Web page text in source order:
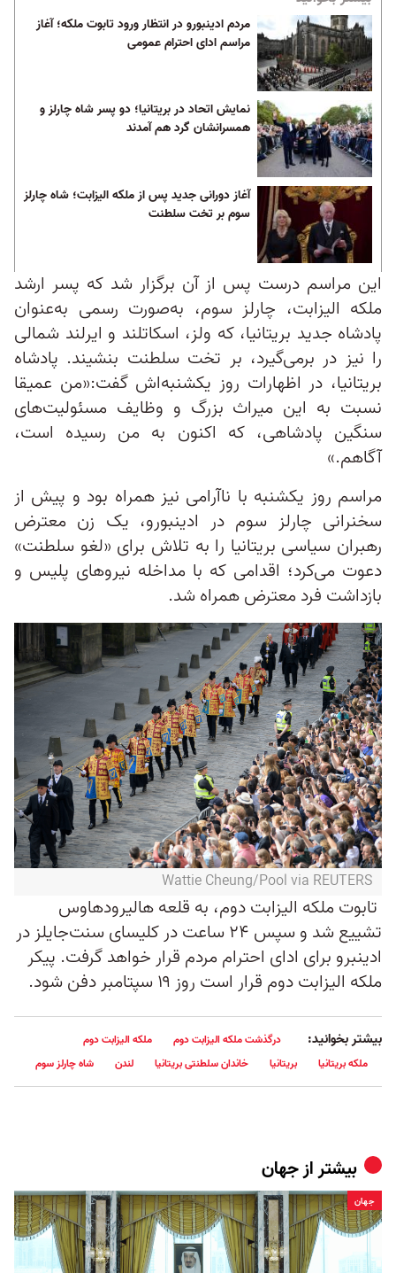
مردم ادینبورو در انتظار ورود تابوت ملکه؛ آغاز
مراسم ادای احترام عمومی
نمایش اتحاد در بریتانیا؛ دو پسر شاه چارلز و
همسرانشان گرد هم آمدند
آغاز دورانی جدید پس از ملکه الیزابت؛ شاه چارلز
سوم بر تخت سلطنت
این مراسم درست پس از آن برگزار شد که پسر ارشد
ملکه الیزابت، چارلز سوم، به‌صورت رسمی به‌عنوان
پادشاه جدید بریتانیا، که ولز، اسکاتلند و ایرلند شمالی
را نیز در برمی‌گیرد، بر تخت سلطنت بنشیند. پادشاه
بریتانیا، در اظهارات روز یکشنبه‌اش گفت:«من عمیقا
نسبت به این میراث بزرگ و وظایف مسئولیت‌های
سنگین پادشاهی، که اکنون به من رسیده است،
آگاهم.»
مراسم روز یکشنبه با ناآرامی نیز همراه بود و پیش از
سخنرانی چارلز سوم در ادینبورو، یک زن معترض
رهبران سیاسی بریتانیا را به تلاش برای «لغو سلطنت»
دعوت می‌کرد؛ اقدامی که با مداخله نیروهای پلیس و
بازداشت فرد معترض همراه شد.
Wattie Cheung/Pool via REUTERS
تابوت ملکه الیزابت دوم، به قلعه هالیرود‌هاوس
تشییع شد و سپس ۲۴ ساعت در کلیسای سنت‌جایلز در
ادینبرو برای ادای احترام مردم قرار خواهد گرفت. پیکر
ملکه الیزابت دوم قرار است روز ۱۹ سپتامبر دفن شود.
بیشتر بخوانید: درگذشت ملکه الیزابت دوم
ملکه الیزابت دوم
ملکه بریتانیا
بریتانیا خاندان سلطنتی بریتانیا لندن شاه چارلز سوم
بیشتر ازجهان
جهان